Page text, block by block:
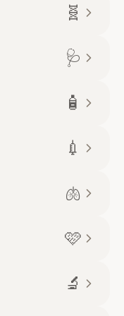
🧬
🩺
🧴
💉
🫁
🩷
🔬